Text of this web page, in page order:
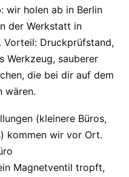
wir holen ab in Berlin
der Werkstatt in
Vorteil: Druckprüfstand,
Werkzeug, sauberer
die bei dir auf dem
wären.
(kleinere Büros,
kommen wir vor Ort.
Magnetventil tropft,